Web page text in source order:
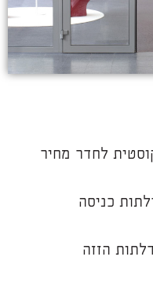
לחדר מחיר
כניסה
דלתות הזזה